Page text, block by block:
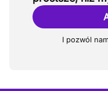
I pozwól